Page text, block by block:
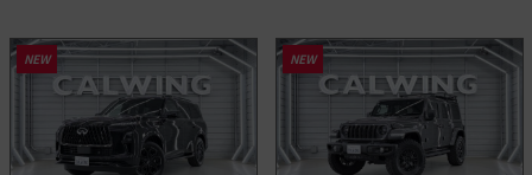
NEW NEW